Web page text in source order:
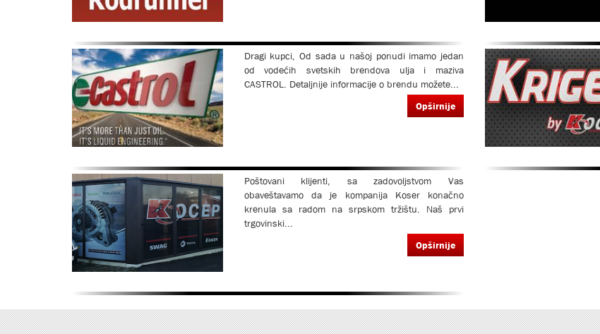
Dragi kupci, Od sada u našoj ponudi imamo jedan
od vodećih svetskih brendova ulja i maziva
CASTROL. Detaljnije informacije o brendu možete...
Opširnije
Poštovani klijenti, sa zadovoljstvom Vas
obaveštavamo da je kompanija Koser konačno
krenula sa radom na srpskom tržištu. Naš prvi
trgovinski...
Opširnije